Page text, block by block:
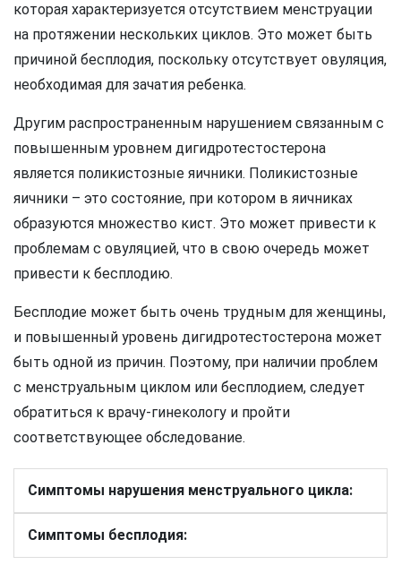
которая характеризуется отсутствием менструации
на протяжении нескольких циклов. Это может быть
причиной бесплодия, поскольку отсутствует овуляция,
необходимая для зачатия ребенка.
Другим распространенным нарушением связанным с
повышенным уровнем дигидротестостерона
является поликистозные яичники. Поликистозные
яичники – это состояние, при котором в яичниках
образуются множество кист. Это может привести к
проблемам с овуляцией, что в свою очередь может
привести к бесплодию.
Бесплодие может быть очень трудным для женщины,
и повышенный уровень дигидротестостерона может
быть одной из причин. Поэтому, при наличии проблем
с менструальным циклом или бесплодием, следует
обратиться к врачу-гинекологу и пройти
соответствующее обследование.
Симптомы нарушения менструального цикла:
Симптомы бесплодия: